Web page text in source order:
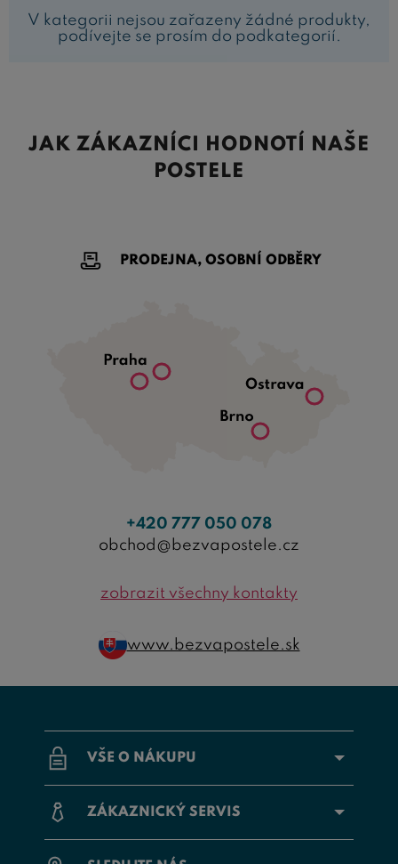
V kategorii nejsou zařazeny žádné produkty,
podívejte se prosím do podkategorií.
JAK ZÁKAZNÍCI HODNOTÍ NAŠE
POSTELE
VŠE O NÁKUPU
ZÁKAZNICKÝ SERVIS
PRODEJNA, OSOBNÍ ODBĚRY
+420 777 050 078
obchod@bezvapostele.cz
zobrazit všechny kontakty
www.bezvapostele.sk